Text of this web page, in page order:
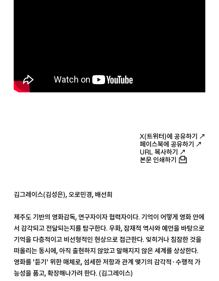
X(트위터)에 공유하기 ↗
페이스북에 공유하기 ↗
URL 복사하기 ↗
본문 인쇄하기
김그레이스(김성은), 오로민경, 배선희
제주도 기반의 영화감독, 연구자이자 협력자이다. 기억이 어떻게 영화 안에
서 감각되고 전달되는지를 탐구한다. 우화, 잠재적 역사와 예언을 바탕으로
기억을 다층적이고 비선형적인 현상으로 접근한다. 잊히거나 침잠한 것을
떠올리는 동시에, 아직 출현하지 않았고 말해지지 않은 세계를 상상한다.
영화를 '듣기' 위한 매체로, 섬세한 저항과 관계 맺기의 감각적·수행적 가
능성을 품고, 확장해나가려 한다. (김그레이스)